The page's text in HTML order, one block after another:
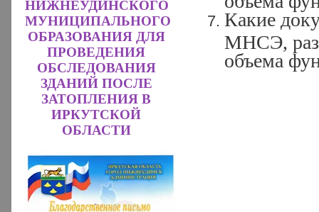
НИЖНЕУДИНСКОГО
МУНИЦИПАЛЬНОГО
ОБРАЗОВАНИЯ ДЛЯ
ПРОВЕДЕНИЯ
ОБСЛЕДОВАНИЯ
ЗДАНИЙ ПОСЛЕ
ЗАТОПЛЕНИЯ В
ИРКУТСКОЙ
ОБЛАСТИ
Какие
МНСЭ,
объема